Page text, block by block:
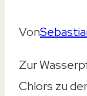
Von
Zur
Chlors zu